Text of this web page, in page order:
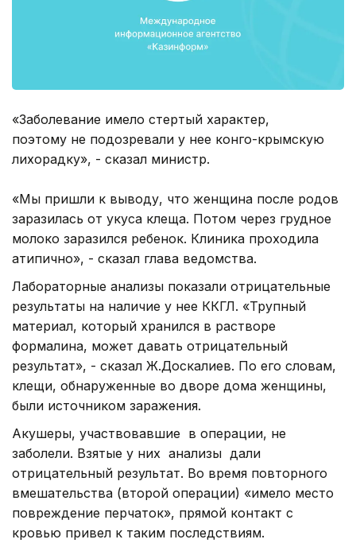
«Заболевание имело стертый характер,
поэтому не подозревали у нее конго-крымскую
лихорадку», - сказал министр.
«Мы пришли к выводу, что женщина после родов
заразилась от укуса клеща. Потом через грудное
молоко заразился ребенок. Клиника проходила
атипично», - сказал глава ведомства.
Лабораторные анализы показали отрицательные
результаты на наличие у нее ККГЛ. «Трупный
материал, который хранился в растворе
формалина, может давать отрицательный
результат», - сказал Ж.Доскалиев. По его словам,
клещи, обнаруженные во дворе дома женщины,
были источником заражения.
Акушеры, участвовавшие в операции, не
заболели. Взятые у них анализы дали
отрицательный результат. Во время повторного
вмешательства (второй операции) «имело место
повреждение перчаток», прямой контакт с
кровью привел к таким последствиям.